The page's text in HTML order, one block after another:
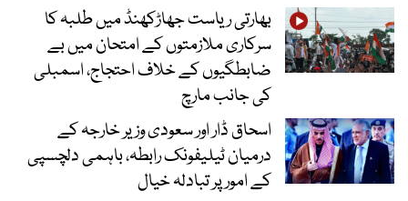
بھارتی ریاست جھاڑکھنڈ میں طلبہ کا
سرکاری ملازمتوں کے امتحان میں بے
ضابطگیوں کے خلاف احتجاج، اسمبلی
کی جانب مارچ
اسحاق ڈار اور سعودی وزیر خارجہ کے
درمیان ٹیلیفونک رابطہ، باہمی دلچسپی
کے امور پر تبادلہ خیال